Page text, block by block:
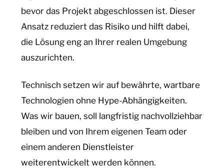
bevor das Projekt abgeschlossen ist. Dieser
Ansatz reduziert das Risiko und hilft dabei,
die Lösung eng an Ihrer realen Umgebung
auszurichten.
Technisch setzen wir auf bewährte, wartbare
Technologien ohne Hype-Abhängigkeiten.
Was wir bauen, soll langfristig nachvollziehbar
bleiben und von Ihrem eigenen Team oder
einem anderen Dienstleister
weiterentwickelt werden können.